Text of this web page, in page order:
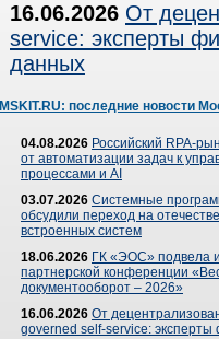
16.06.2026 От
service: эксперты
данных
MSKIT.RU: последние новости
04.08.2026 Российский RPA-
от автоматизации задач к
процессами и AI
03.07.2026 Системные
обсудили переход на
встроенных систем
18.06.2026 ГК «ЭОС» подвела
партнерской конференции
документооборот – 2026»
16.06.2026 От
governed self-service: эксперты